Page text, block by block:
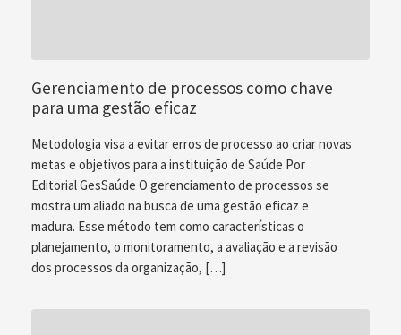
Gerenciamento de processos como chave
para uma gestão eficaz
Metodologia visa a evitar erros de processo ao criar novas
metas e objetivos para a instituição de Saúde Por
Editorial GesSaúde O gerenciamento de processos se
mostra um aliado na busca de uma gestão eficaz e
madura. Esse método tem como características o
planejamento, o monitoramento, a avaliação e a revisão
dos processos da organização, […]